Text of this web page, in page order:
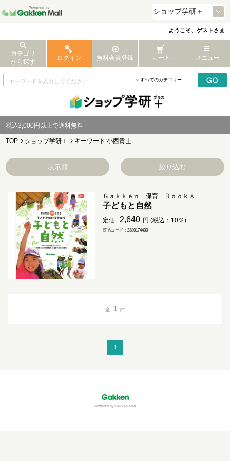
ようこそ、ゲストさま
カテゴリ
から探す
ログイン 無料会員登録 カート メニュー
税込3,000円以上で送料無料
TOP ショップ学研＋ キーワード:小西貴士
表示順 絞り込む
Ｇａｋｋｅｎ 保育 Ｂｏｏｋｓ...
子どもと自然
定価 2,640 円 (税込：10％)
商品コード：2380174400
全 1 件
1
Powered by Gakken Mall